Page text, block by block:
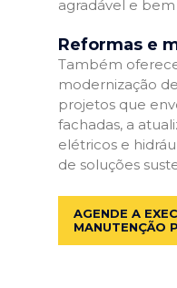
agradável e
Reformas e
Também
modernização
projetos que
fachadas, a
elétricos e
de soluções
AGENDE A
MANUTENÇÃO